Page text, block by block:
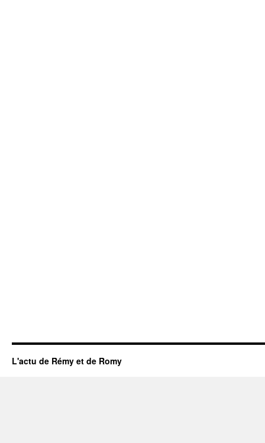
L'actu de Rémy et de Romy